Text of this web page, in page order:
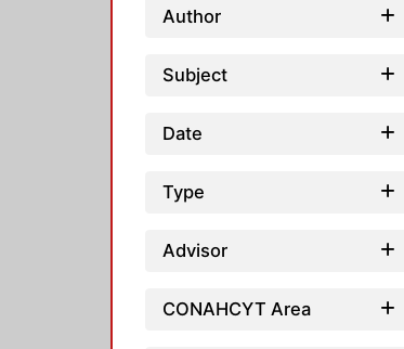
Author
Subject
Date
Type
Advisor
CONAHCYT Area